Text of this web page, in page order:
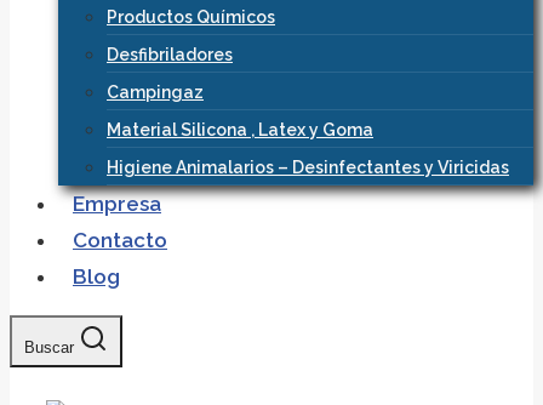
Productos Químicos
Desfibriladores
Campingaz
Material Silicona , Latex y Goma
Higiene Animalarios – Desinfectantes y Viricidas
Empresa
Contacto
Blog
Buscar